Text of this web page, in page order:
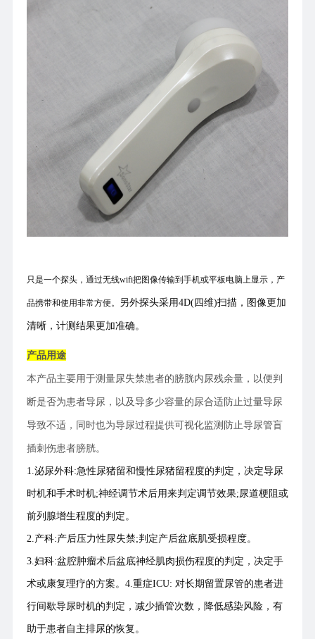
只是一个探头，通过无线wifi把图像传输到手机或平板电脑上显示，产
品携带和使用非常方便。 另外探头采用4D(四维)扫描，图像更加
清晰，计测结果更加准确。
产品用途
本产品主要用于测量尿失禁患者的膀胱内尿残余量，以便判
断是否为患者导尿，以及导多少容量的尿合适防止过量导尿
导致不适，同时也为导尿过程提供可视化监测防止导尿管盲
插刺伤患者膀胱。
1.泌尿外科:急性尿猪留和慢性尿猪留程度的判定，决定导尿
时机和手术时机;神经调节术后用来判定调节效果;尿道梗阻或
前列腺增生程度的判定。
2.产科:产后压力性尿失禁;判定产后盆底肌受损程度。
3.妇科:盆腔肿瘤术后盆底神经肌肉损伤程度的判定，决定手
术或康复理疗的方案。4.重症ICU: 对长期留置尿管的患者进
行间歇导尿时机的判定，减少插管次数，降低感染风险，有
助于患者自主排尿的恢复。